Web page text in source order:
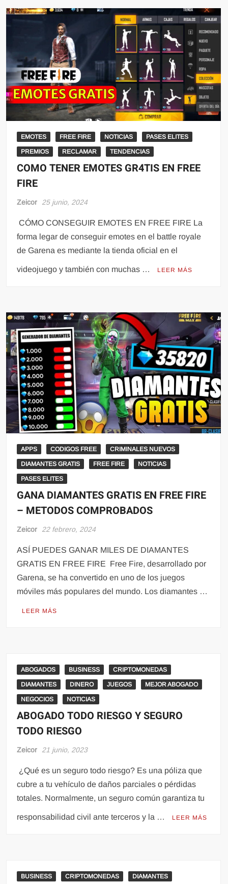
EMOTES FREE FIRE NOTICIAS PASES ELITES
PREMIOS RECLAMAR TENDENCIAS
COMO TENER EMOTES GR4TIS EN FREE
FIRE
Zeicor 25 junio, 2024
CÓMO CONSEGUIR EMOTES EN FREE FIRE La
forma legar de conseguir emotes en el battle royale
de Garena es mediante la tienda oficial en el
videojuego y también con muchas … LEER MÁS
APPS CODIGOS FREE CRIMINALES NUEVOS
DIAMANTES GRATIS FREE FIRE NOTICIAS
PASES ELITES
GANA DIAMANTES GRATIS EN FREE FIRE
– METODOS COMPROBADOS
Zeicor 22 febrero, 2024
ASÍ PUEDES GANAR MILES DE DIAMANTES
GRATIS EN FREE FIRE Free Fire, desarrollado por
Garena, se ha convertido en uno de los juegos
móviles más populares del mundo. Los diamantes …
LEER MÁS
ABOGADOS BUSINESS CRIPTOMONEDAS
DIAMANTES DINERO JUEGOS MEJOR ABOGADO
NEGOCIOS NOTICIAS
ABOGADO TODO RIESGO Y SEGURO
TODO RIESGO
Zeicor 21 junio, 2023
¿Qué es un seguro todo riesgo? Es una póliza que
cubre a tu vehículo de daños parciales o pérdidas
totales. Normalmente, un seguro común garantiza tu
responsabilidad civil ante terceros y la … LEER MÁS
BUSINESS CRIPTOMONEDAS DIAMANTES